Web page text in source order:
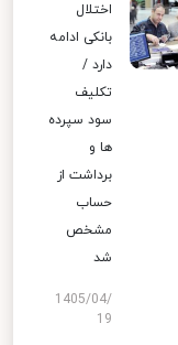
اختلال
بانکی ادامه
دارد /
تکلیف
سود سپرده
ها و
برداشت از
حساب
مشخص
شد
1405/04/
19